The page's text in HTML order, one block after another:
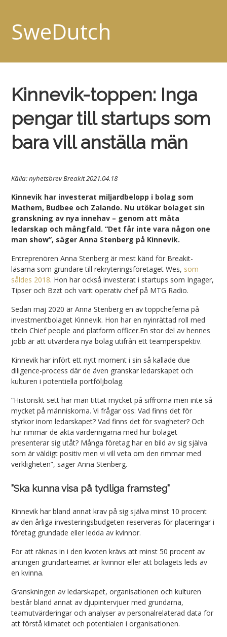
SweDutch
Kinnevik-toppen: Inga
pengar till startups som
bara vill anställa män
Källa: nyhetsbrev Breakit 2021.04.18
Kinnevik har investerat miljardbelopp i bolag som
Mathem, Budbee och Zalando. Nu utökar bolaget sin
granskning av nya innehav – genom att mäta
ledarskap och mångfald. “Det får inte vara någon one
man show”, säger Anna Stenberg på Kinnevik.
Entreprenören Anna Stenberg är mest känd för Breakit-
läsarna som grundare till rekryteringsföretaget Wes, som
såldes 2018. Hon har också investerat i startups som Ingager,
Tipser och Bzzt och varit operativ chef på MTG Radio.
Sedan maj 2020 är Anna Stenberg en av toppcheferna på
investmentbolaget Kinnevik. Hon har en nyinrättad roll med
titeln Chief people and platform officer.En stor del av hennes
jobb är att utvärdera nya bolag utifrån ett teamperspektiv.
Kinnevik har infört ett nytt moment i sin så kallade due
diligence-process där de även granskar ledarskapet och
kulturen i potentiella portföljbolag.
“Historiskt sett har man tittat mycket på siffrorna men inte så
mycket på människorna. Vi frågar oss: Vad finns det för
styrkor inom ledarskapet? Vad finns det för svagheter? Och
hur rimmar de äkta värderingarna med hur bolaget
presenterar sig utåt? Många företag har en bild av sig själva
som är väldigt positiv men vi vill veta om den rimmar med
verkligheten”, säger Anna Stenberg.
”Ska kunna visa på tydliga framsteg”
Kinnevik har bland annat krav på sig själva minst 10 procent
av den årliga investeringsbudgeten reserveras för placeringar i
företag grundade eller ledda av kvinnor.
För att räknas in i den kvoten krävs att minst 50 procent av
antingen grundarteamet är kvinnor eller att bolagets leds av
en kvinna.
Granskningen av ledarskapet, organisationen och kulturen
består bland annat av djupintervjuer med grundarna,
teamutvärderingar och analyser av personalrelaterad data för
att förstå klimatet och potentialen i organisationen.